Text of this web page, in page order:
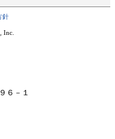
針
Inc.
６－１